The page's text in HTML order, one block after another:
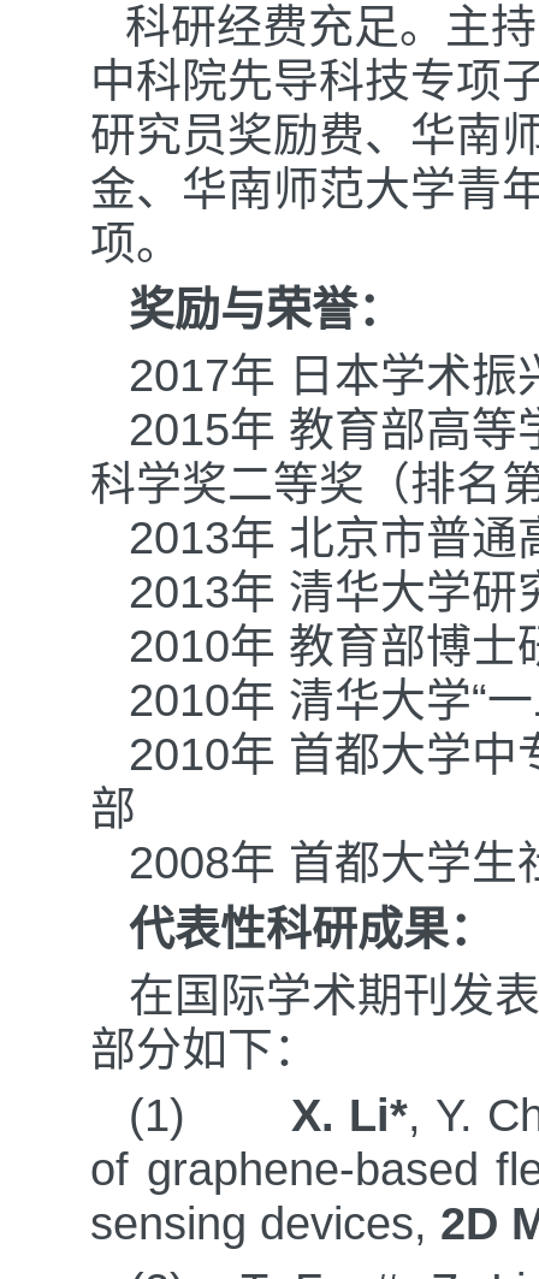
科研经费充足。主
中科院先导科技专项
研究员奖励费、华南
金、华南师范大学青
项。
奖励与荣誉：
2017年 日本学术振
2015年 教育部高等
科学奖二等奖（排名
2013年 北京市普通
2013年 清华大学研
2010年 教育部博士
2010年 清华大学“
2010年 首都大学中
部
2008年 首都大学生
代表性科研成果：
在国际学术期刊发
部分如下：
(1)
X. Li*, Y.
of graphene-based
sensing devices, 2D